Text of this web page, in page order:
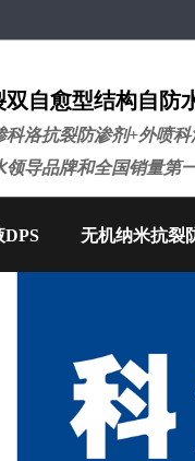
双自愈型结构自防
科洛抗裂防渗剂+外喷
领导品牌和全国销量第
DPS 无机纳米抗裂